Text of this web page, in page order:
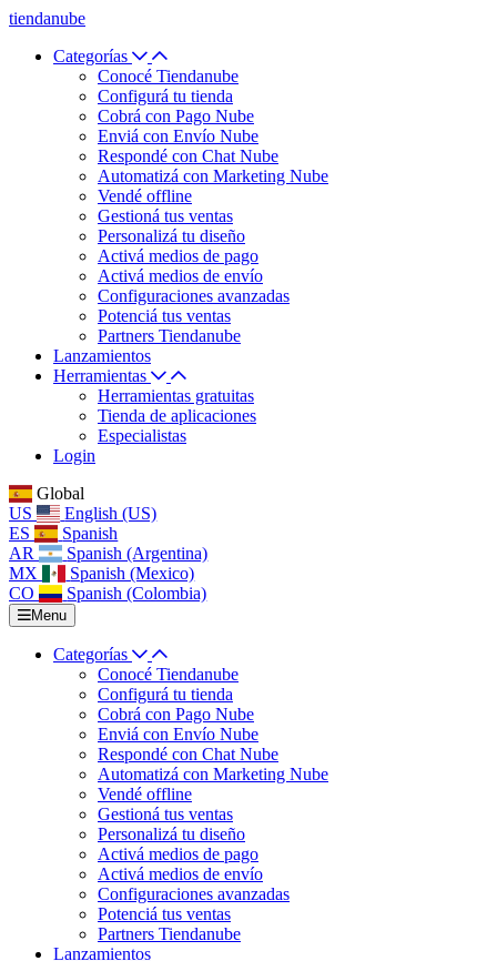
tiendanube
Categorías
Conocé Tiendanube
Configurá tu tienda
Cobrá con Pago Nube
Enviá con Envío Nube
Respondé con Chat Nube
Automatizá con Marketing Nube
Vendé offline
Gestioná tus ventas
Personalizá tu diseño
Activá medios de pago
Activá medios de envío
Configuraciones avanzadas
Potenciá tus ventas
Partners Tiendanube
Lanzamientos
Herramientas
Herramientas gratuitas
Tienda de aplicaciones
Especialistas
Login
Global
US
English (US)
ES
Spanish
AR
Spanish (Argentina)
MX
Spanish (Mexico)
CO
Spanish (Colombia)
Menu
Categorías
Conocé Tiendanube
Configurá tu tienda
Cobrá con Pago Nube
Enviá con Envío Nube
Respondé con Chat Nube
Automatizá con Marketing Nube
Vendé offline
Gestioná tus ventas
Personalizá tu diseño
Activá medios de pago
Activá medios de envío
Configuraciones avanzadas
Potenciá tus ventas
Partners Tiendanube
Lanzamientos